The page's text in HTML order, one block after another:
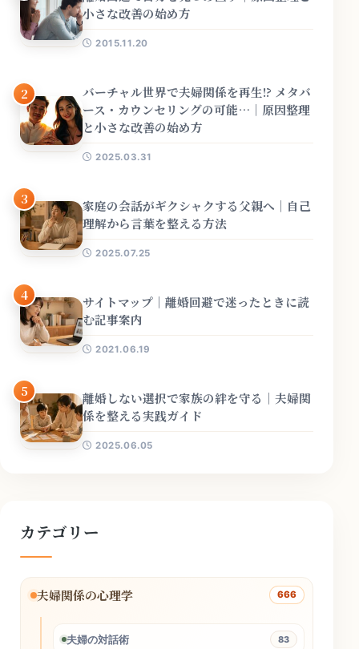
小さな改善の始め方
2015.11.20
2
バーチャル世界で夫婦関係を再生!? メタバ
ース・カウンセリングの可能…｜原因整理
と小さな改善の始め方
2025.03.31
3
家庭の会話がギクシャクする父親へ｜自己
理解から言葉を整える方法
2025.07.25
4
サイトマップ｜離婚回避で迷ったときに読
む記事案内
2021.06.19
5
離婚しない選択で家族の絆を守る｜夫婦関
係を整える実践ガイド
2025.06.05
カテゴリー
夫婦関係の心理学 666
夫婦の対話術 83